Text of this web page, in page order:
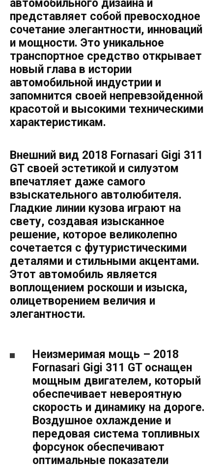
автомобильного дизайна и
представляет собой превосходное
сочетание элегантности, инноваций
и мощности. Это уникальное
транспортное средство открывает
новый глава в истории
автомобильной индустрии и
запомнится своей непревзойденной
красотой и высокими техническими
характеристикам.
Внешний вид 2018 Fornasari Gigi 311
GT своей эстетикой и силуэтом
впечатляет даже самого
взыскательного автолюбителя.
Гладкие линии кузова играют на
свету, создавая изысканное
решение, которое великолепно
сочетается с футуристическими
деталями и стильными акцентами.
Этот автомобиль является
воплощением роскоши и изыска,
олицетворением величия и
элегантности.
Неизмеримая мощь – 2018
Fornasari Gigi 311 GT оснащен
мощным двигателем, который
обеспечивает невероятную
скорость и динамику на дороге.
Воздушное охлаждение и
передовая система топливных
форсунок обеспечивают
оптимальные показатели